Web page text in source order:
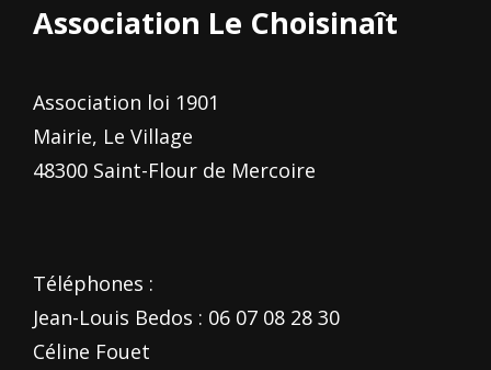
Association Le Choisinaît
Association loi 1901
Mairie, Le Village
48300 Saint-Flour de Mercoire
Téléphones :
Jean-Louis Bedos : 06 07 08 28 30
Céline Fouet